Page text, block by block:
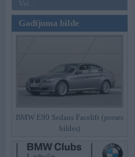
Vel...
Gadījuma bilde
BMW E90 Sedans Facelift (preses
bildes)